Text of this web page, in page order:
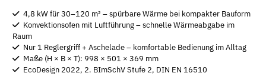
4,8 kW für 30–120 m² – spürbare Wärme bei kompakter Bauform
Konvektionsofen mit Luftführung – schnelle Wärmeabgabe im
Raum
Nur 1 Reglergriff + Aschelade – komfortable Bedienung im Alltag
Maße (H × B × T): 998 × 501 × 369 mm
EcoDesign 2022, 2. BImSchV Stufe 2, DIN EN 16510